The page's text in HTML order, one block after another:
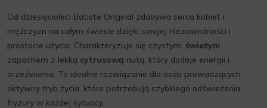
Od dziesięcioleci Batiste Original zdobywa serca kobiet i
mężczyzn na całym świecie dzięki swojej niezawodności i
prostocie użycia. Charakteryzuje się czystym, świeżym
zapachem z lekką cytrusową nutą, który dodaje energii i
orzeźwienia. To idealne rozwiązanie dla osób prowadzących
aktywny tryb życia, które potrzebują szybkiego odświeżenia
fryzury w każdej sytuacji.